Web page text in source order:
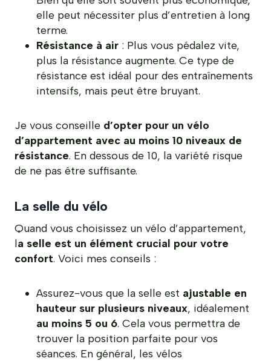
elle peut nécessiter plus d’entretien à long
terme.
Résistance à air : Plus vous pédalez vite,
plus la résistance augmente. Ce type de
résistance est idéal pour des entraînements
intensifs, mais peut être bruyant.
Je vous conseille d’opter pour un vélo
d’appartement avec au moins 10 niveaux de
résistance. En dessous de 10, la variété risque
de ne pas être suffisante.
La selle du vélo
Quand vous choisissez un vélo d’appartement,
la selle est un élément crucial pour votre
confort. Voici mes conseils :
Assurez-vous que la selle est ajustable en
hauteur sur plusieurs niveaux, idéalement
au moins 5 ou 6. Cela vous permettra de
trouver la position parfaite pour vos
séances. En général, les vélos